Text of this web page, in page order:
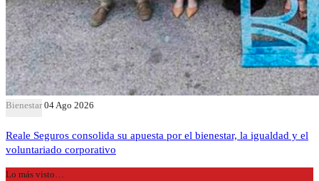
Bienestar 04 Ago 2026
Reale Seguros consolida su apuesta por el bienestar, la igualdad y el
voluntariado corporativo
Lo más visto…